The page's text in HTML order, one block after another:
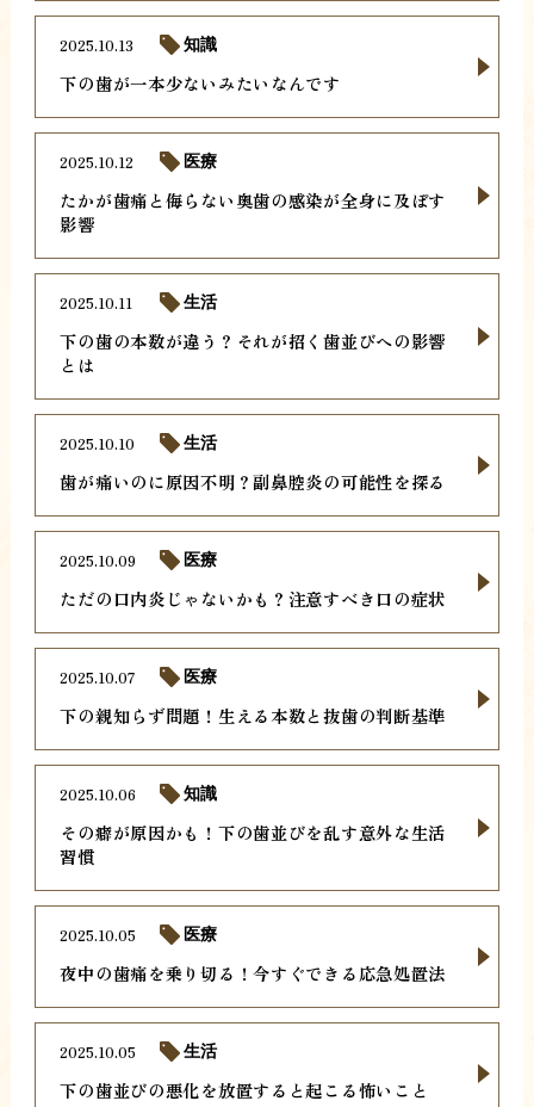
下の歯が一本少ないみたいなんです
2025.10.13 知識
たかが歯痛と侮らない奥歯の感染が全身に及ぼす
影響
2025.10.12 医療
下の歯の本数が違う？それが招く歯並びへの影響
とは
2025.10.11 生活
歯が痛いのに原因不明？副鼻腔炎の可能性を探る
2025.10.10 生活
ただの口内炎じゃないかも？注意すべき口の症状
2025.10.09 医療
下の親知らず問題！生える本数と抜歯の判断基準
2025.10.07 医療
その癖が原因かも！下の歯並びを乱す意外な生活
習慣
2025.10.06 知識
夜中の歯痛を乗り切る！今すぐできる応急処置法
2025.10.05 医療
下の歯並びの悪化を放置すると起こる怖いこと
2025.10.05 生活